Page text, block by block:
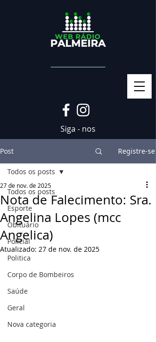
Siga - nos
Post Registre-se
Todos os posts
Esporte
Obituário
Policial
Politica
Corpo de Bombeiros
Saúde
Geral
Nova categoria
Todos os posts
Nota de Falecimento: Sra.
Angelina Lopes (mcc
Angelica)
27 de nov. de 2025
Atualizado: 27 de nov. de 2025